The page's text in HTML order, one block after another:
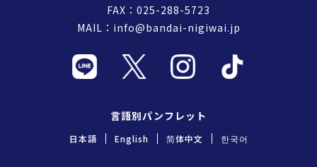
FAX：025-288-5723
MAIL： info@bandai-nigiwai.jp
言語別パンフレット
日本語 English 简体中文 한국어